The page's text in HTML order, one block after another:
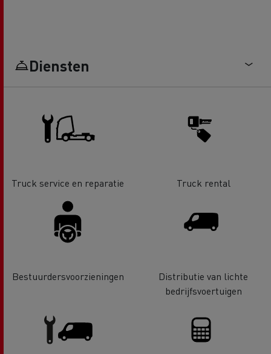
Diensten
Truck service en reparatie Truck rental
Bestuurdersvoorzieningen
Distributie van lichte
bedrijfsvoertuigen